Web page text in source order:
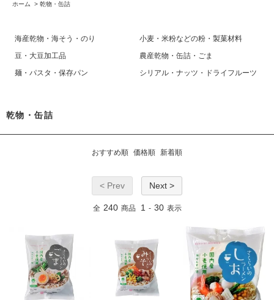
ホーム > 乾物・缶詰
海産乾物・海そう・のり
小麦・米粉などの粉・製菓材料
豆・大豆加工品
農産乾物・缶詰・ごま
麺・パスタ・保存パン
シリアル・ナッツ・ドライフルーツ
乾物・缶詰
おすすめ順 価格順 新着順
< Prev Next >
全 240 商品 1 - 30 表示